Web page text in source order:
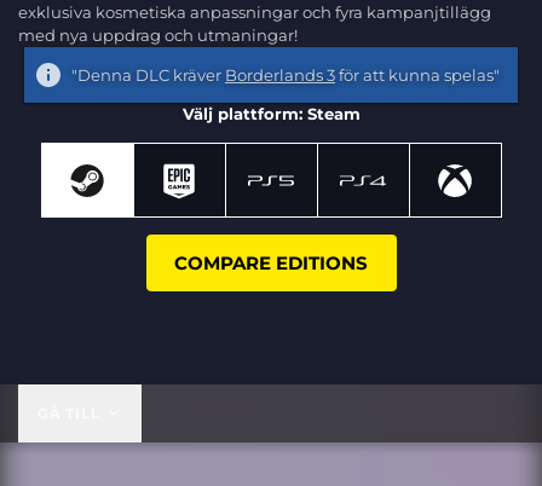
exklusiva kosmetiska anpassningar och fyra kampanjtillägg
med nya uppdrag och utmaningar!
"Denna DLC kräver Borderlands 3för att kunna spelas"
Välj plattform: Steam
COMPARE EDITIONS